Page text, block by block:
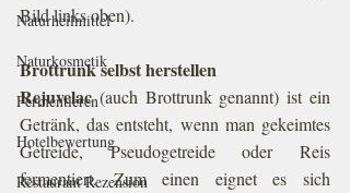
Naturheilmittel
Naturkosmetik
Fermentieren
Hotelbewertung
Restaurant Rezension
Bild links oben).
Brottrunk selbst herstellen
Rejuvelac (auch Brottrunk genannt) ist ein
Getränk, das entsteht, wenn man gekeimtes
Getreide, Pseudogetreide oder Reis
fermentiert. Zum einen eignet es sich